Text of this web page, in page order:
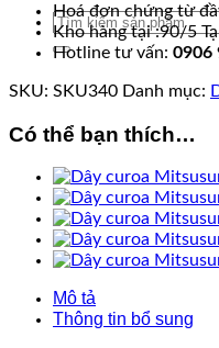
Tìm
kiếm:
Hoá đơn chứng từ
Kho hàng tại :90/5
Hotline tư vấn: 0906
SKU: SKU340 Danh mục:
Có thể bạn thích…
Mô tả
Thông tin bổ sung